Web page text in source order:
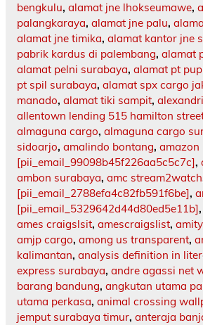
bengkulu, alamat jne lhokseumawe,
palangkaraya, alamat jne palu,
alamat jne timika, alamat kantor jne
pabrik kardus di palembang, alamat
alamat pelni surabaya, alamat pt
pt spil surabaya, alamat spx cargo
manado, alamat tiki sampit,
allentown lending 515 hamilton
almaguna cargo, almaguna cargo
sidoarjo, amalindo bontang, amazon
[pii_email_99098b45f226aa5c5c7c],
ambon surabaya, amc stream2watch
[pii_email_2788efa4c82fb591f6be],
[pii_email_5329642d44d80ed5e11b],
ames craigslsit, amescraigslist,
amjp cargo, among us transparent,
kalimantan, analysis definition in
express surabaya, andre agassi net
barang bandung, angkutan utama
utama perkasa, animal crossing
jemput surabaya timur, anteraja